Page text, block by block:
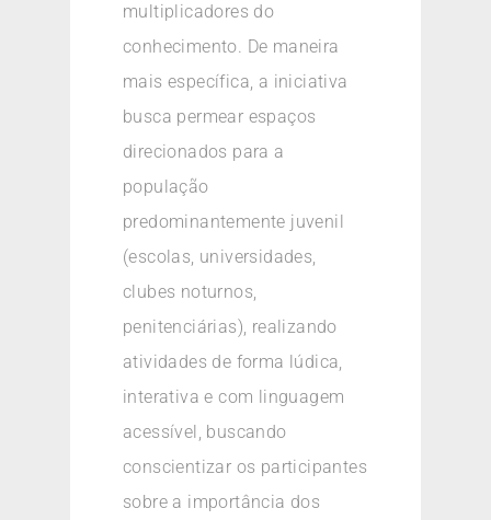
multiplicadores do
conhecimento. De maneira
mais específica, a iniciativa
busca permear espaços
direcionados para a
população
predominantemente juvenil
(escolas, universidades,
clubes noturnos,
penitenciárias), realizando
atividades de forma lúdica,
interativa e com linguagem
acessível, buscando
conscientizar os participantes
sobre a importância dos